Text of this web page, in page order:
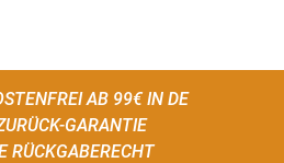
AB 99€ IN DE
GARANTIE
RÜCKGABERECHT